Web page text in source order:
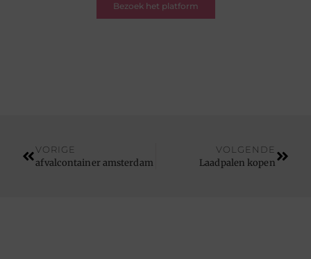
Bezoek het platform
VORIGE
afvalcontainer amsterdam
VOLGENDE
Laadpalen kopen